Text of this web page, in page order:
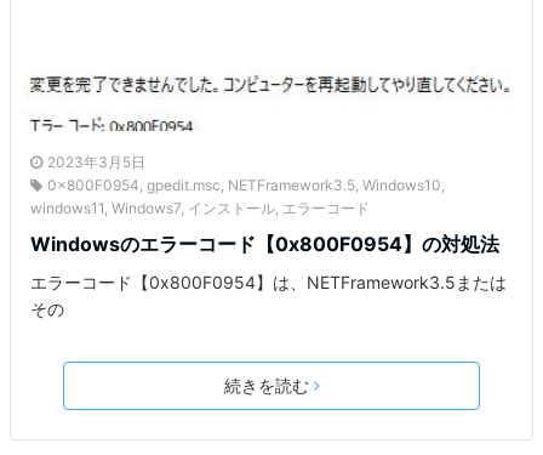
2023年3月5日
0x800F0954, gpedit.msc, NETFramework3.5, Windows10,
windows11, Windows7, インストール, エラーコード
Windowsのエラーコード【0x800F0954】の対処法
エラーコード【0x800F0954】は、NETFramework3.5または
その
続きを読む